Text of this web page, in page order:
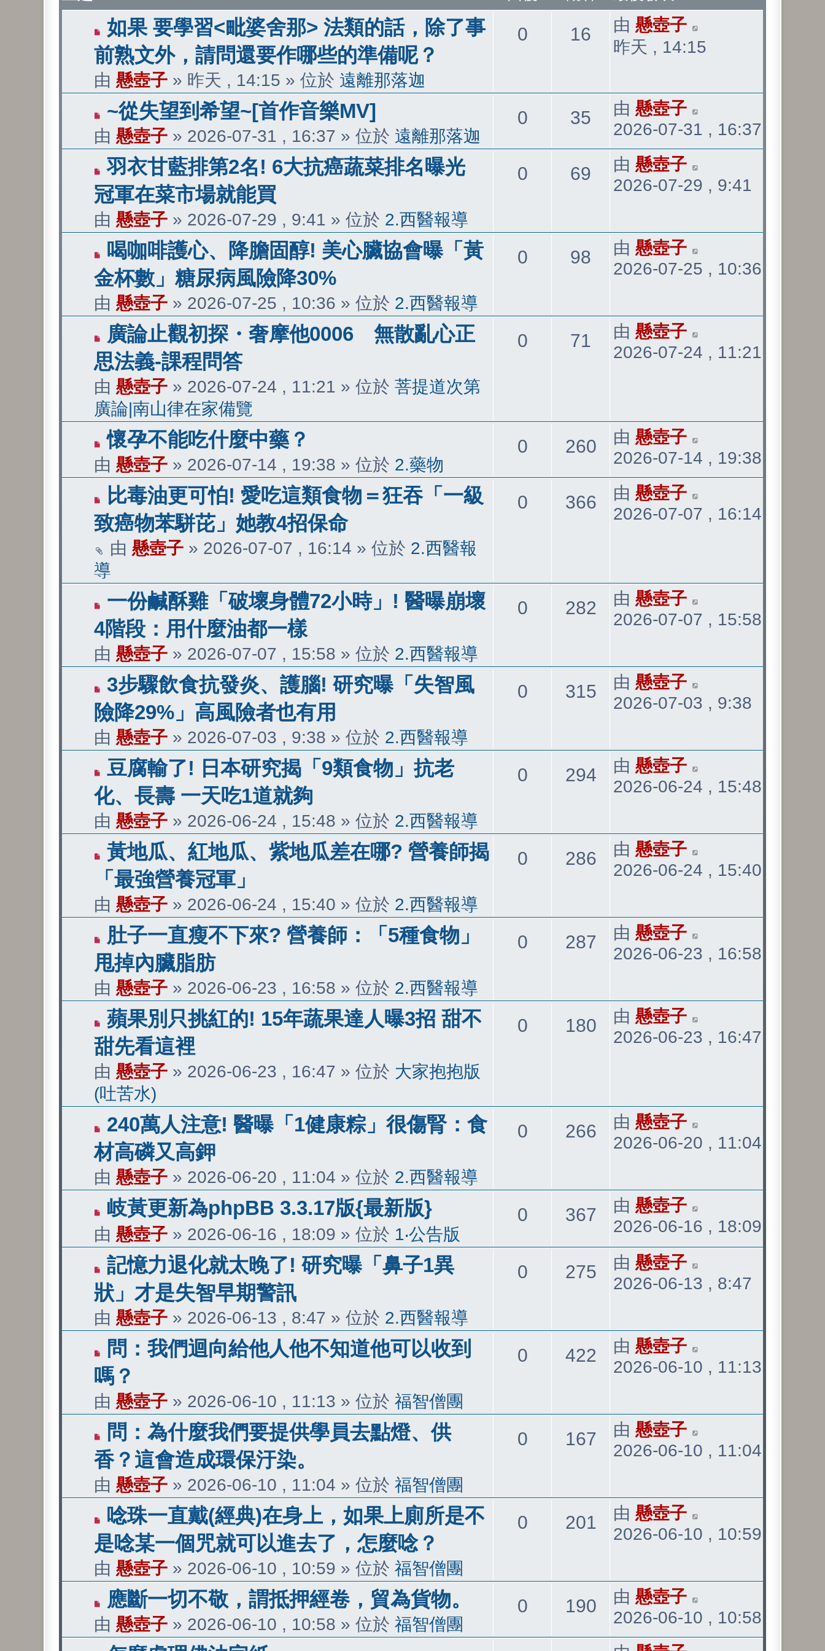
有
新
文
章
如果 要學習<毗婆舍那> 法類的話，除了事
前熟文外，請問還要作哪些的準備呢？
由 懸壺子 » 昨天 , 14:15 » 位於 遠離那落迦
0回
16
最
後
表
由 懸壺子
昨天 , 14:15
有
新
文
章
~從失望到希望~[首作音樂MV]
由 懸壺子 » 2026-07-31 , 16:37 » 位於 遠離那落迦
0回
35
最
後
發
表
由 懸壺子
2026-07-31 , 16:37
有
新
文
章
羽衣甘藍排第2名! 6大抗癌蔬菜排名曝光
冠軍在菜市場就能買
由 懸壺子 » 2026-07-29 , 9:41 » 位於 2.西醫報導
0回
69
最
後
表
由 懸壺子
2026-07-29 , 9:41
有
新
文
章
喝咖啡護心、降膽固醇! 美心臟協會曝「黃
金杯數」糖尿病風險降30%
由 懸壺子 » 2026-07-25 , 10:36 » 位於 2.西醫報導
0回
98
最
後
表
由 懸壺子
2026-07-25 , 10:36
有
新
文
章
廣論止觀初探・奢摩他0006 無散亂心正
思法義-課程問答
由 懸壺子 » 2026-07-24 , 11:21 » 位於 菩提道次第
廣論|南山律在家備覽
0回
71
最
後
由 懸壺子
2026-07-24 , 11:21
有
新
文
章
懷孕不能吃什麼中藥？
由 懸壺子 » 2026-07-14 , 19:38 » 位於 2.藥物
0回
260觀 最
後
發
表
由 懸壺子
2026-07-14 , 19:38
有
新
文
章
比毒油更可怕! 愛吃這類食物＝狂吞「一級
致癌物苯駢芘」她教4招保命
由 懸壺子 » 2026-07-07 , 16:14 » 位於 2.西醫報
導
0回
366觀 最
後
由 懸壺子
2026-07-07 , 16:14
有
新
文
章
一份鹹酥雞「破壞身體72小時」! 醫曝崩壞
4階段：用什麼油都一樣
由 懸壺子 » 2026-07-07 , 15:58 » 位於 2.西醫報導
0回
282
最
後
表
由 懸壺子
2026-07-07 , 15:58
有
新
文
章
3步驟飲食抗發炎、護腦! 研究曝「失智風
險降29%」高風險者也有用
由 懸壺子 » 2026-07-03 , 9:38 » 位於 2.西醫報導
0回
315觀 最
後
表
由 懸壺子
2026-07-03 , 9:38
有
新
文
章
豆腐輸了! 日本研究揭「9類食物」抗老
化、長壽 一天吃1道就夠
由 懸壺子 » 2026-06-24 , 15:48 » 位於 2.西醫報導
0回
294觀 最
後
表
由 懸壺子
2026-06-24 , 15:48
有
新
文
章
黃地瓜、紅地瓜、紫地瓜差在哪? 營養師揭
「最強營養冠軍」
由 懸壺子 » 2026-06-24 , 15:40 » 位於 2.西醫報導
0回
286觀 最
後
表
由 懸壺子
2026-06-24 , 15:40
有
新
文
章
肚子一直瘦不下來? 營養師：「5種食物」
甩掉內臟脂肪
由 懸壺子 » 2026-06-23 , 16:58 » 位於 2.西醫報導
0回
287觀 最
後
表
由 懸壺子
2026-06-23 , 16:58
有
新
文
章
蘋果別只挑紅的! 15年蔬果達人曝3招 甜不
甜先看這裡
由 懸壺子 » 2026-06-23 , 16:47 » 位於 大家抱抱版
(吐苦水)
0回
180觀 最
後
由 懸壺子
2026-06-23 , 16:47
有
新
文
章
240萬人注意! 醫曝「1健康粽」很傷腎：食
材高磷又高鉀
由 懸壺子 » 2026-06-20 , 11:04 » 位於 2.西醫報導
0回
266觀 最
後
表
由 懸壺子
2026-06-20 , 11:04
有
新
文
章
岐黃更新為phpBB 3.3.17版{最新版}
由 懸壺子 » 2026-06-16 , 18:09 » 位於 1‧公告版
0回
覆
367觀
看
最
後
發
表
由 懸壺子
2026-06-16 , 18:09
有
新
文
章
記憶力退化就太晚了! 研究曝「鼻子1異
狀」才是失智早期警訊
由 懸壺子 » 2026-06-13 , 8:47 » 位於 2.西醫報導
0回
275觀 最
後
表
由 懸壺子
2026-06-13 , 8:47
有
新
文
章
問：我們迴向給他人他不知道他可以收到
嗎？
由 懸壺子 » 2026-06-10 , 11:13 » 位於 福智僧團
0回
422
最
後
表
由 懸壺子
2026-06-10 , 11:13
有
新
文
章
問：為什麼我們要提供學員去點燈、供
香？這會造成環保汙染。
由 懸壺子 » 2026-06-10 , 11:04 » 位於 福智僧團
0回
167觀 最
後
表
由 懸壺子
2026-06-10 , 11:04
有
新
文
章
唸珠一直戴(經典)在身上，如果上廁所是不
是唸某一個咒就可以進去了，怎麼唸？
由 懸壺子 » 2026-06-10 , 10:59 » 位於 福智僧團
0回
201
最
後
表
由 懸壺子
2026-06-10 , 10:59
有
新
文
應斷一切不敬，謂抵押經卷，貿為貨物。
由 懸壺子 » 2026-06-10 , 10:58 » 位於 福智僧團
0回
190觀 最
後
發
由 懸壺子
2026-06-10 , 10:58